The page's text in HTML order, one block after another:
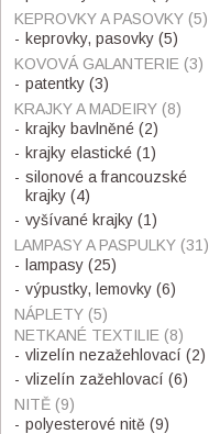
KEPROVKY A PASOVKY (5)
keprovky, pasovky (5)
KOVOVÁ GALANTERIE (3)
patentky (3)
KRAJKY A MADEIRY (8)
krajky bavlněné (2)
krajky elastické (1)
silonové a francouzské
krajky (4)
vyšívané krajky (1)
LAMPASY A PASPULKY (31)
lampasy (25)
výpustky, lemovky (6)
NÁPLETY (5)
NETKANÉ TEXTILIE (8)
vlizelín nezažehlovací (2)
vlizelín zažehlovací (6)
NITĚ (9)
polyesterové nitě (9)